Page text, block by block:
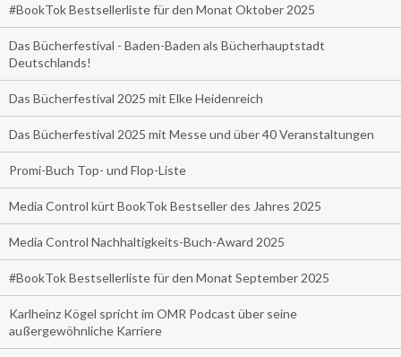
#BookTok Bestsellerliste für den Monat Oktober 2025
Das Bücherfestival - Baden-Baden als Bücherhauptstadt
Deutschlands!
Das Bücherfestival 2025 mit Elke Heidenreich
Das Bücherfestival 2025 mit Messe und über 40 Veranstaltungen
Promi-Buch Top- und Flop-Liste
Media Control kürt BookTok Bestseller des Jahres 2025
Media Control Nachhaltigkeits-Buch-Award 2025
#BookTok Bestsellerliste für den Monat September 2025
Karlheinz Kögel spricht im OMR Podcast über seine
außergewöhnliche Karriere